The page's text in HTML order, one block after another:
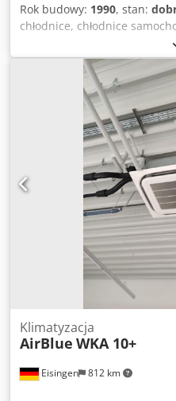
Rok budowy: 1990, stan:
chłodnice, chłodnice
wymienniki ciepła -
chłodnica oleju/powietrza ze
30R-11A -Typ:
Ciśnienie: maks. 15 bar -
Eisingen 812 km
Klimatyzacja
AirBlue WKA 10+